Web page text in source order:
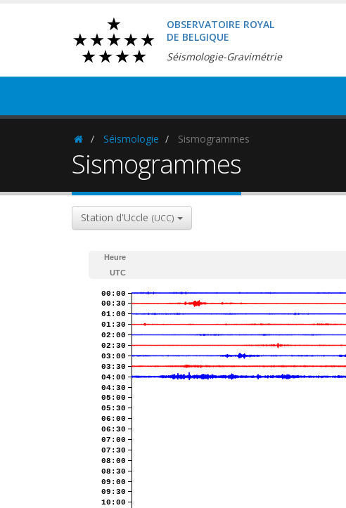
OBSERVATOIRE ROYAL
DE BELGIQUE
Séismologie-Gravimétrie
HomepageSéismologie Sismogrammes
Sismogrammes
Station d'Uccle (UCC)
Heure
UTC
00:00
00:30
01:00
01:30
02:00
02:30
03:00
03:30
04:00
04:30
05:00
05:30
06:00
06:30
07:00
07:30
08:00
08:30
09:00
09:30
10:00